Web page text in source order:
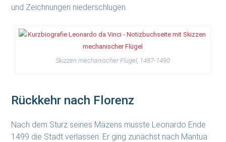
und Zeichnungen niederschlugen.
Skizzen mechanischer Flügel, 1487-1490
Rückkehr nach Florenz
Nach dem Sturz seines Mäzens musste Leonardo Ende
1499 die Stadt verlassen. Er ging zunächst nach Mantua